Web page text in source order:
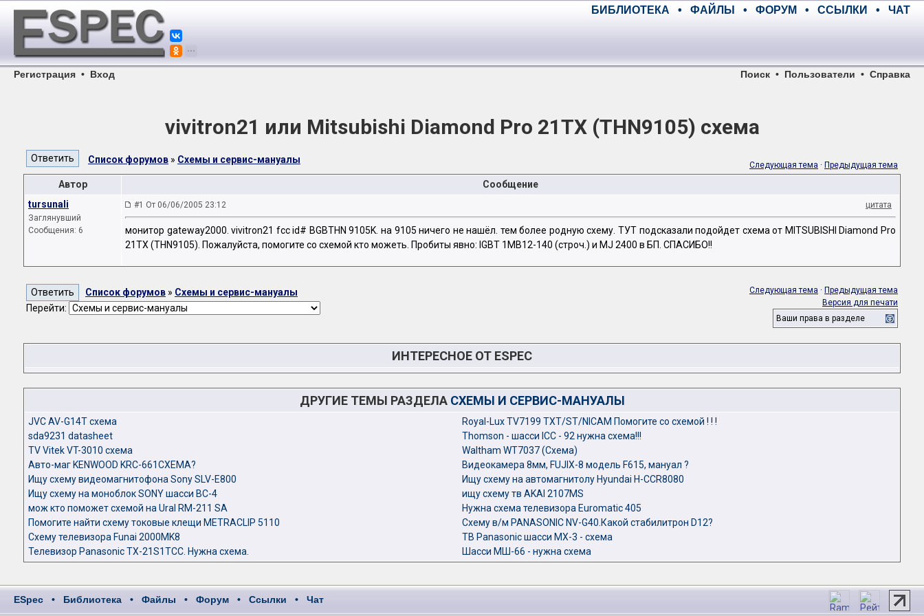
БИБЛИОТЕКА • ФАЙЛЫ • ФОРУМ • ССЫЛКИ • ЧАТ
Регистрация • Вход Поиск • Пользователи • Справка
vivitron21 или Mitsubishi Diamond Pro 21TX (THN9105) схема
Список форумов » Схемы и сервис-мануалы Следующая тема · Предыдущая тема
Автор
Сообщение
tursunali
Заглянувший
Сообщения: 6
#1 От 06/06/2005 23:12 цитата
монитор gateway2000. vivitron21 fcc id# BGBTHN 9105K. на 9105 ничего не нашёл. тем более родную схему. ТУТ подсказали подойдет схема от MITSUBISHI Diamond Pro
21TX (THN9105). Пожалуйста, помогите со схемой кто можеть. Пробиты явно: IGBT 1MB12-140 (строч.) и MJ 2400 в БП. СПАСИБО!!
Список форумов » Схемы и сервис-мануалы
Перейти:
Следующая тема · Предыдущая тема
Версия для печати
Ваши права в разделе
ИНТЕРЕСНОЕ ОТ ESPEC
ДРУГИЕ ТЕМЫ РАЗДЕЛА СХЕМЫ И СЕРВИС-МАНУАЛЫ
JVC AV-G14T схема
Royal-Lux TV7199 TXT/ST/NICAM Помогите со схемой ! ! !
sda9231 datasheet
Thomson - шасси ICC - 92 нужна схема!!!
TV Vitek VT-3010 схема
Waltham WT7037 (Схема)
Авто-маг KENWOOD KRC-661СХЕМА?
Видеокамера 8мм, FUJIX-8 модель F615, мануал ?
Ищу схему видеомагнитофона Sony SLV-E800
Ищу схему на автомагнитолу Hyundai H-CCR8080
Ищу схему на моноблок SONY шасси BC-4
ищу схему тв AKAI 2107MS
мож кто поможет схемой на Ural RM-211 SA
Нужна схема телевизора Euromatic 405
Помогите найти схему токовые клещи METRACLIP 5110
Схему в/м PANASONIC NV-G40.Какой стабилитрон D12?
Схему телевизора Funai 2000MK8
ТВ Panasonic шасси MX-3 - схема
Телевизор Panasonic TX-21S1TCC. Нужна схема.
Шасси МШ-66 - нужна схема
ESpec • Библиотека • Файлы • Форум • Ссылки • Чат